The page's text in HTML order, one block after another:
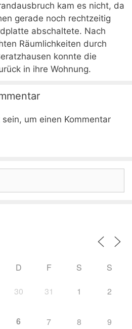
kam es nicht, da
gerade noch rechtzeitig
abschaltete. Nach
Räumlichkeiten durch
konnte die
in ihre Wohnung.
sein, um einen Kommentar
D F S S
30 31 1 2
6 7 8 9